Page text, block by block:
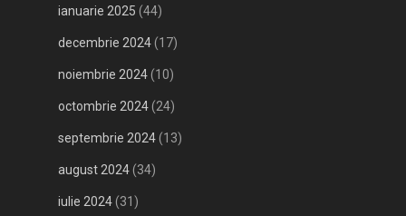
ianuarie 2025 (44)
decembrie 2024(17)
noiembrie 2024(10)
octombrie 2024(24)
septembrie 2024(13)
august 2024(34)
iulie 2024(31)